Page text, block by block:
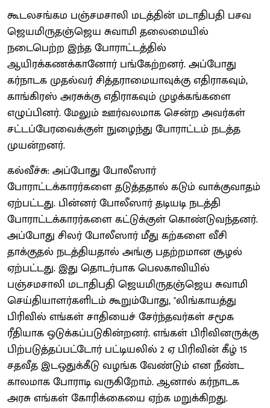
கூடலசங்கம பஞ்சமசாலி மடத்தின் மடாதிபதி பசவ
ஜெயமிருதஞ்ஜெய சுவாமி தலைமையில்
நடைபெற்ற இந்த போராட்டத்தில்
ஆயிரக்கணக்கானோர் பங்கேற்றனர். அப்போது
கர்நாடக முதல்வர் சித்தராமையாவுக்கு எதிராகவும்,
காங்கிரஸ் அரசுக்கு எதிராகவும் முழக்கங்களை
எழுப்பினர். மேலும் ஊர்வலமாக‌ சென்ற அவர்கள்
சட்டப்பேரவைக்குள் நுழைந்து போராட்டம் நடத்த
முயன்றனர்.
கல்வீச்சு: அப்போது போலீஸார்
போராட்டக்காரர்களை தடுத்ததால் கடும் வாக்குவாதம்
ஏற்பட்டது. பின்னர் போலீஸார் தடியடி நடத்தி
போராட்டக்காரர்களை கட்டுக்குள் கொண்டுவந்தனர்.
அப்போது சிலர் போலீஸார் மீது கற்களை வீசி
தாக்குதல் நடத்தியதால் அங்கு பதற்றமான சூழல்
ஏற்பட்டது. இது தொடர்பாக பெலகாவியில்
பஞ்சமசாலி மடாதிபதி ஜெயமிருதஞ்ஜெய சுவாமி
செய்தியாளர்களிடம் கூறும்போது, ''லிங்காயத்து
பிரிவில் எங்கள் சாதியைச் சேர்ந்தவர்கள் சமூக
ரீதியாக ஒடுக்கப்படுகின்றனர். எங்கள் பிரிவினருக்கு
பிற்படுத்தப்பட்டோர் பட்டியலில் 2 ஏ பிரிவின் கீழ் 15
சதவீத‌ இடஒதுக்கீடு வழங்க வேண்டும் என நீண்ட
காலமாக போராடி வருகிறோம். ஆனால் கர்நாடக
அரசு எங்கள் கோரிக்கையை ஏற்க மறுக்கிறது.